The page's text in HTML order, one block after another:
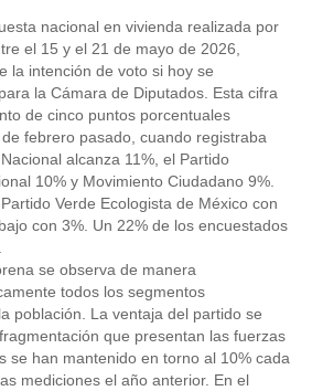
nacional en vivienda realizada por
el 15 y el 21 de mayo de 2026,
la intención de voto si hoy se
la Cámara de Diputados. Esta cifra
de cinco puntos porcentuales
febrero pasado, cuando registraba
alcanza 11%, el Partido
10% y Movimiento Ciudadano 9%.
Verde Ecologista de México con
con 3%. Un 22% de los encuestados
se observa de manera
todos los segmentos
población. La ventaja del partido se
que presentan las fuerzas
se han mantenido en torno al 10% cada
mediciones el año anterior. En el